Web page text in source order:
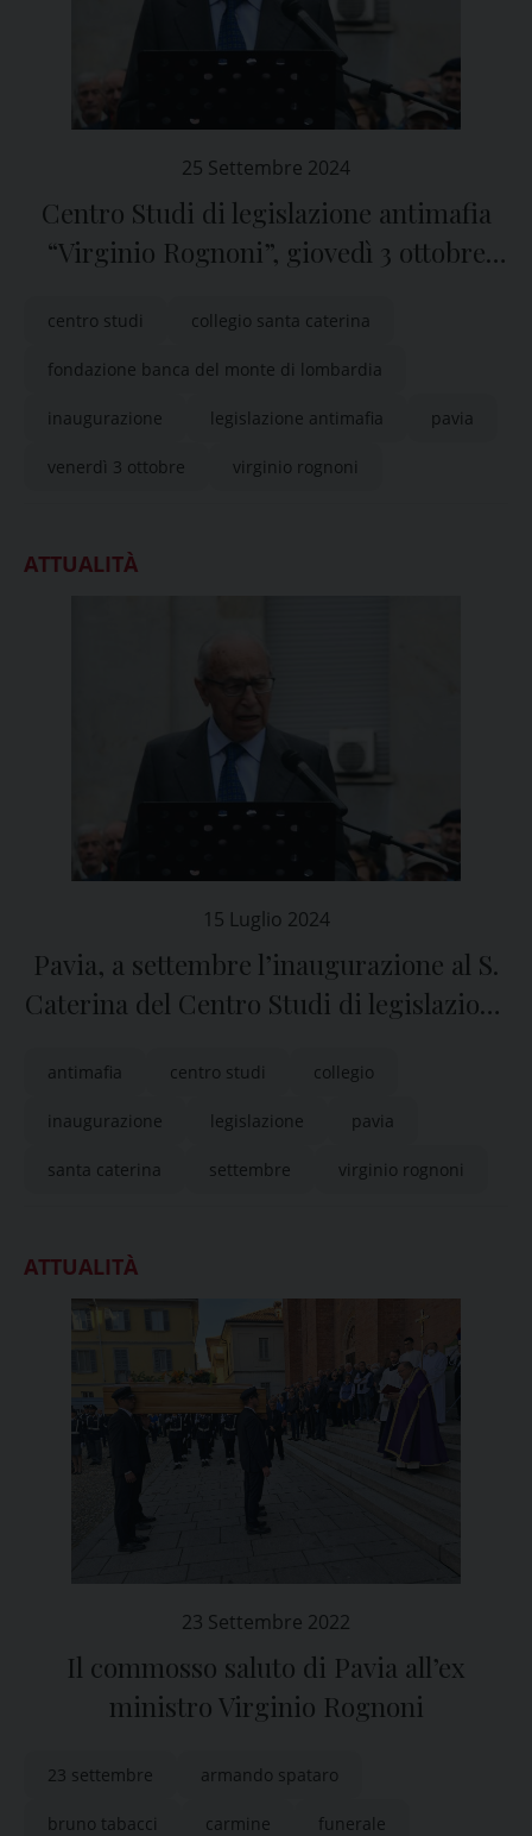
25 Settembre 2024
Centro Studi di legislazione antimafia
“Virginio Rognoni”, giovedì 3 ottobre
di Pavia
centro studi collegio santa caterina
fondazione banca del monte di lombardia
inaugurazione legislazione antimafia pavia
venerdì 3 ottobre virginio rognoni
ATTUALITÀ
15 Luglio 2024
Pavia, a settembre l’inaugurazione al S.
Caterina del Centro Studi di legislazione
antimafia centro studi collegio
inaugurazione legislazione pavia
santa caterina settembre virginio rognoni
ATTUALITÀ
23 Settembre 2022
Il commosso saluto di Pavia all’ex
ministro Virginio Rognoni
23 settembre armando spataro
bruno tabacci carmine funerale